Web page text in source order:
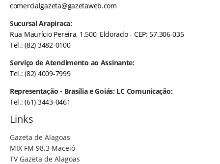
comercialgazeta@gazetaweb.com
Sucursal Arapiraca:
Rua Maurício Pereira, 1.500, Eldorado - CEP: 57.306-035
Tel.: (82) 3482-0100
Serviço de Atendimento ao Assinante:
Tel.: (82) 4009-7999
Representação - Brasília e Goiás: LC Comunicação:
Tel.: (61) 3443-0461
Links
Gazeta de Alagoas
MIX FM 98.3 Maceió
TV Gazeta de Alagoas